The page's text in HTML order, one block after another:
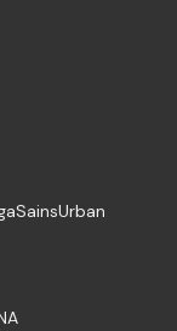
SainsUrban